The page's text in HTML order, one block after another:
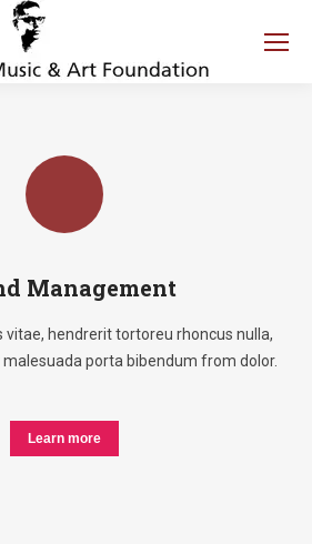
Management
vitae, hendrerit tortoreu rhoncus nulla,
porta bibendum from dolor.
Learn more